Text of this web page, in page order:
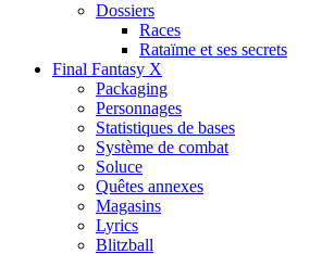
Dossiers
Races
Rataïme et ses secrets
Final Fantasy X
Packaging
Personnages
Statistiques de bases
Système de combat
Soluce
Quêtes annexes
Magasins
Lyrics
Blitzball